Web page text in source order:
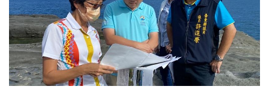
刊登